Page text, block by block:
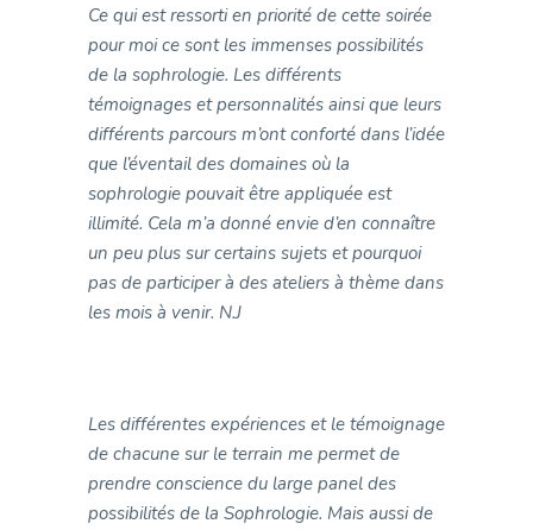
Ce qui est ressorti en priorité de cette soirée
pour moi ce sont les immenses possibilités
de la sophrologie. Les différents
témoignages et personnalités ainsi que leurs
différents parcours m’ont conforté dans l’idée
que l’éventail des domaines où la
sophrologie pouvait être appliquée est
illimité. Cela m’a donné envie d’en connaître
un peu plus sur certains sujets et pourquoi
pas de participer à des ateliers à thème dans
les mois à venir. N.J
Les différentes expériences et le témoignage
de chacune sur le terrain me permet de
prendre conscience du large panel des
possibilités de la Sophrologie. Mais aussi de